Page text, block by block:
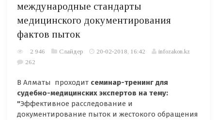
международные стандарты
медицинского документирования
фактов пыток
2 946 Слайдер 20-02-2018, 16:42
infozakon.kz
262
В Алматы проходит семинар-тренинг для
судебно-медицинских экспертов на тему:
"Эффективное расследование и
документирование пыток и жестокого обращения